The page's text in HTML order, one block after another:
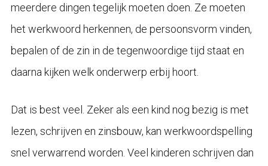
meerdere dingen tegelijk moeten doen. Ze moeten
het werkwoord herkennen, de persoonsvorm vinden,
bepalen of de zin in de tegenwoordige tijd staat en
daarna kijken welk onderwerp erbij hoort.
Dat is best veel. Zeker als een kind nog bezig is met
lezen, schrijven en zinsbouw, kan werkwoordspelling
snel verwarrend worden. Veel kinderen schrijven dan